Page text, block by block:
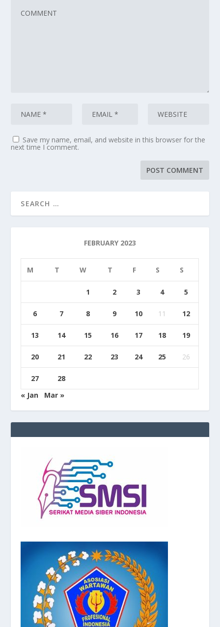
Save my name, email, and website in this browser for the
next time I comment.
FEBRUARY 2023
M T W T F S S
1 2 3 4 5
6 7 8 9 10 11 12
13 14 15 16 17 18 19
20 21 22 23 24 25 26
27
28
« Jan
Mar »